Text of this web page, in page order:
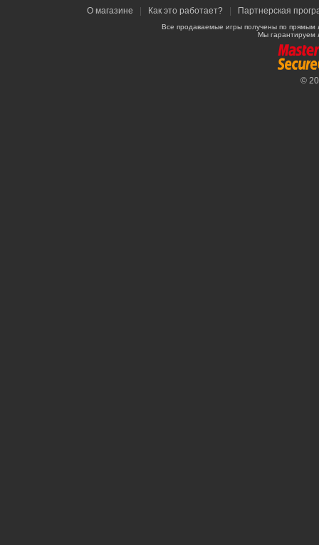
О магазине Как это работает? Партнерская
Все продаваемые игры получены по
Мы гарантируем
©